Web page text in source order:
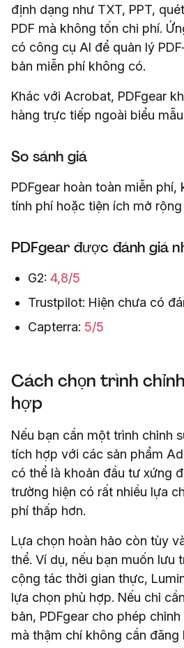
định dạng như TXT, PPT,
PDF mà không tốn chi phí.
có công cụ AI để quản lý
bản miễn phí không có.
Khác với Acrobat, PDFgear
hàng trực tiếp ngoài biểu
So sánh giá
PDFgear hoàn toàn miễn
tính phí hoặc tiện ích mở
PDFgear được đánh giá
G2: 4,8/5
Trustpilot: Hiện chưa có
Capterra: 5/5
Cách chọn trình
hợp
Nếu bạn cần một trình chỉnh
tích hợp với các sản phẩm
có thể là khoản đầu tư xứng
trường hiện có rất nhiều lựa
phí thấp hơn.
Lựa chọn hoàn hảo còn tùy
thể. Ví dụ, nếu bạn muốn lưu
cộng tác thời gian thực,
lựa chọn phù hợp. Nếu chỉ
bản, PDFgear cho phép
mà thậm chí không cần đăng